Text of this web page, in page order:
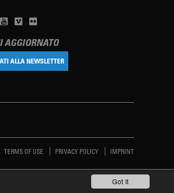
Got it
ALLA NEWSLETTER
TERMS OF USE PRIVACY POLICY IMPRINT